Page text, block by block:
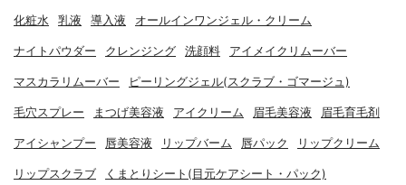
化粧水 乳液 導入液 オールインワンジェル・クリーム
ナイトパウダー クレンジング 洗顔料 アイメイクリムーバー
マスカラリムーバー ピーリングジェル(スクラブ・ゴマージュ)
毛穴スプレー まつげ美容液 アイクリーム 眉毛美容液 眉毛育毛剤
アイシャンプー 唇美容液 リップバーム 唇パック リップクリーム
リップスクラブ くまとりシート(目元ケアシート・パック)